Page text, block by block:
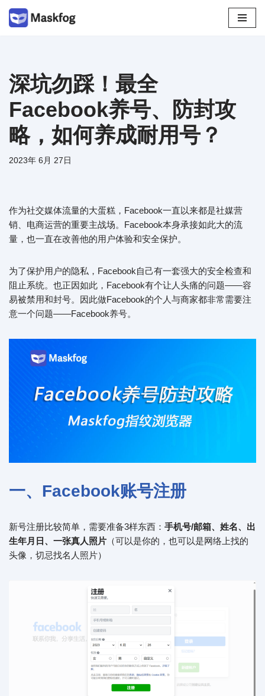
文
深坑勿踩！最全
Facebook养号、防封攻
略，如何养成耐用号？
2023年 6月 27日
作为社交媒体流量的大蛋糕，Facebook一直以来都是社媒营
销、电商运营的重要主战场。Facebook本身承接如此大的流
量，也一直在改善他的用户体验和安全保护。
为了保护用户的隐私，Facebook自己有一套强大的安全检查和
阻止系统。也正因如此，Facebook有个让人头痛的问题——容
易被禁用和封号。因此做Facebook的个人与商家都非常需要注
意一个问题——Facebook养号。
一、Facebook账号注册
新号注册比较简单，需要准备3样东西： 手机号/邮箱、姓名、出
生年月日、一张真人照片 （可以是你的，也可以是网络上找的
头像，切忌找名人照片）